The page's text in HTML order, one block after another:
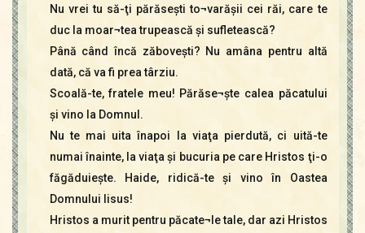
Nu vrei tu să-ţi părăseşti to¬varăşii cei răi, care te
duc la moar¬tea trupească şi sufletească?
Până când încă zăboveşti? Nu amâna pentru altă
dată, că va fi prea târziu.
Scoală-te, fratele meu! Părăse¬şte calea păcatului
şi vino la Domnul.
Nu te mai uita înapoi la viaţa pierdută, ci uită-te
numai înainte, la viaţa şi bucuria pe care Hristos ţi-o
făgăduieşte. Haide, ridică-te şi vino în Oastea
Domnului Iisus!
Hristos a murit pentru păcate¬le tale, dar azi Hristos